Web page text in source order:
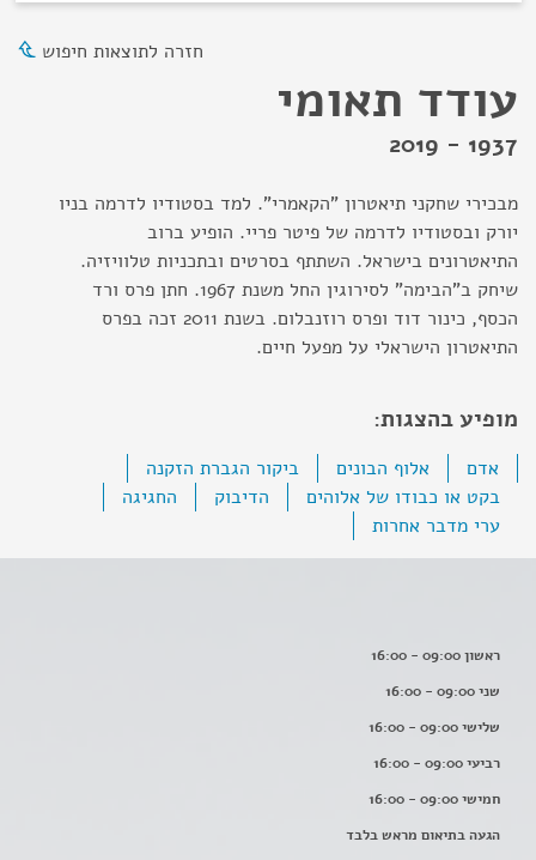
חזרה לתוצאות חיפוש
עודד תאומי
1937 - 2019
מבכירי שחקני תיאטרון "הקאמרי". למד בסטודיו לדרמה בניו
יורק ובסטודיו לדרמה של פיטר פריי. הופיע ברוב
התיאטרונים בישראל. השתתף בסרטים ובתכניות טלוויזיה.
שיחק ב"הבימה" לסירוגין החל משנת 1967. חתן פרס ורד
הכסף, כינור דוד ופרס רוזנבלום. בשנת 2011 זכה בפרס
התיאטרון הישראלי על מפעל חיים.
מופיע בהצגות:
אדם אלוף הבונים
ביקור הגברת הזקנה
בקט או כבודו של אלוהים
הדיבוק
החגיגה
ערי מדבר אחרות
ראשון 09:00 - 16:00
שני 09:00 - 16:00
שלישי 09:00 - 16:00
רביעי 09:00 - 16:00
חמישי 09:00 - 16:00
הגעה בתיאום מראש בלבד